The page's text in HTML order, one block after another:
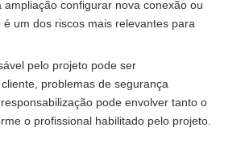
configurar nova conexão ou
um dos riscos mais relevantes para
pelo projeto pode ser
problemas de segurança
pode envolver tanto o
o profissional habilitado pelo projeto.